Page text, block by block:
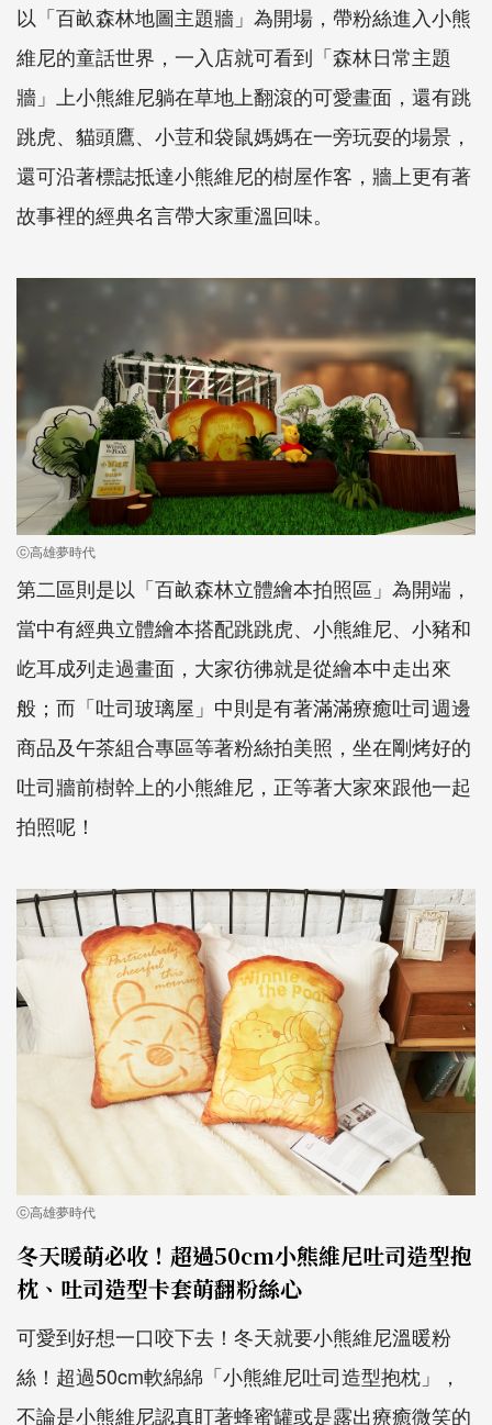
以「百畝森林地圖主題牆」為開場，帶粉絲進入小熊
維尼的童話世界，一入店就可看到「森林日常主題
牆」上小熊維尼躺在草地上翻滾的可愛畫面，還有跳
跳虎、貓頭鷹、小荳和袋鼠媽媽在一旁玩耍的場景，
還可沿著標誌抵達小熊維尼的樹屋作客，牆上更有著
故事裡的經典名言帶大家重溫回味。
ⓒ高雄夢時代
第二區則是以「百畝森林立體繪本拍照區」為開端，
當中有經典立體繪本搭配跳跳虎、小熊維尼、小豬和
屹耳成列走過畫面，大家彷彿就是從繪本中走出來
般；而「吐司玻璃屋」中則是有著滿滿療癒吐司週邊
商品及午茶組合專區等著粉絲拍美照，坐在剛烤好的
吐司牆前樹幹上的小熊維尼，正等著大家來跟他一起
拍照呢！
ⓒ高雄夢時代
冬天暖萌必收！超過50cm小熊維尼吐司造型抱
枕、吐司造型卡套萌翻粉絲心
可愛到好想一口咬下去！冬天就要小熊維尼溫暖粉
絲！超過50cm軟綿綿「小熊維尼吐司造型抱枕」，
不論是小熊維尼認真盯著蜂蜜罐或是露出療癒微笑的